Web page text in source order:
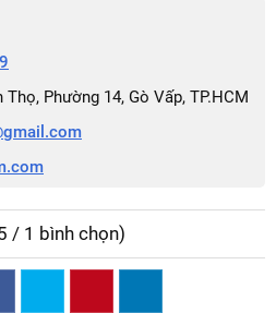
Phường 14, Gò Vấp, TP.HCM
/ 1 bình chọn)